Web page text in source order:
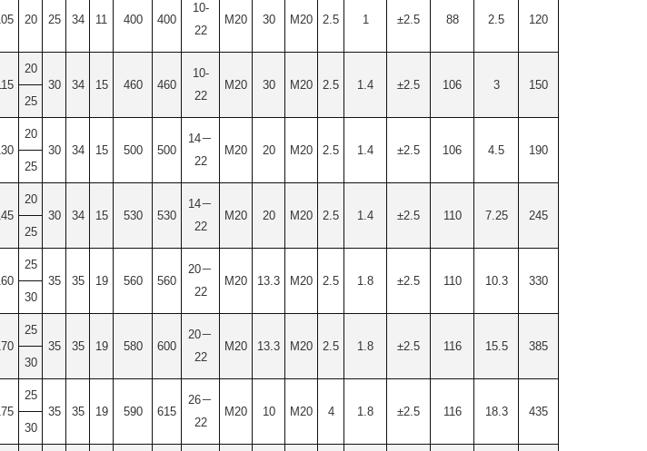
20 25 34 11 400 400
10-
22
M20 30 M20 2.5 1 ±2.5 88 2.5
120
20
30
34 15 460 460
10-
22
M20 30 M20 2.5 1.4 ±2.5 106 3
150
25
20
30
34 15 500 500
14－
22
M20 20 M20 2.5 1.4 ±2.5 106 4.5
190
25
20
30
34 15 530 530
14－
22
M20 20 M20 2.5 1.4 ±2.5 110 7.25
245
25
25
35
35 19 560 560
20－
22
M20 13.3 M20 2.5 1.8 ±2.5 110 10.3
330
30
25
35
35 19 580 600
20－
22
M20 13.3 M20 2.5 1.8 ±2.5 116 15.5
385
30
25
35
35 19 590 615
26－
22
M20 10 M20 4 1.8 ±2.5 116 18.3
435
30